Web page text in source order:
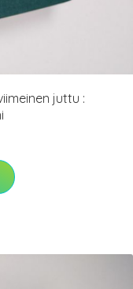
juttu :